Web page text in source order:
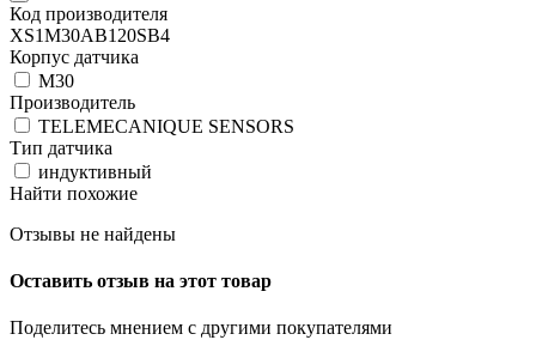
Код производителя
XS1M30AB120SB4
Корпус датчика
М30
Производитель
TELEMECANIQUE SENSORS
Тип датчика
индуктивный
Найти похожие
Отзывы не найдены
Оставить отзыв на этот товар
Поделитесь мнением с другими покупателями